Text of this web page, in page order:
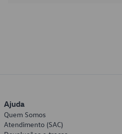
Ajuda
Quem Somos
Atendimento (SAC)